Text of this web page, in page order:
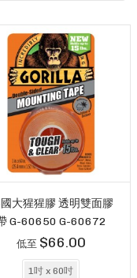
大猩猩膠 透明雙面膠
G-60650 G-60672
低至 $66.00
1吋 x 60吋